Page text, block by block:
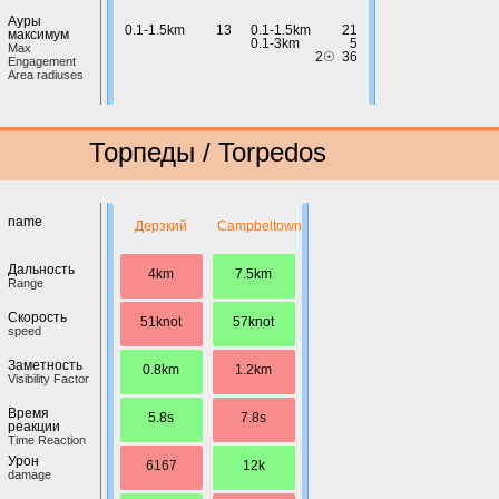
Ауры
максимум
Max
Engagement
Area radiuses
0.1-1.5km 13 0.1-1.5km
21
0.1-3km
5
2☉ 36
Торпеды / Torpedos
name
Дальность
Range
Скорость
speed
Заметность
Visibility Factor
Время
реакции
Time Reaction
Урон
damage
Дерзкий
4km
51knot
0.8km
5.8s
6167
Campbeltown
7.5km
57knot
1.2km
7.8s
12k